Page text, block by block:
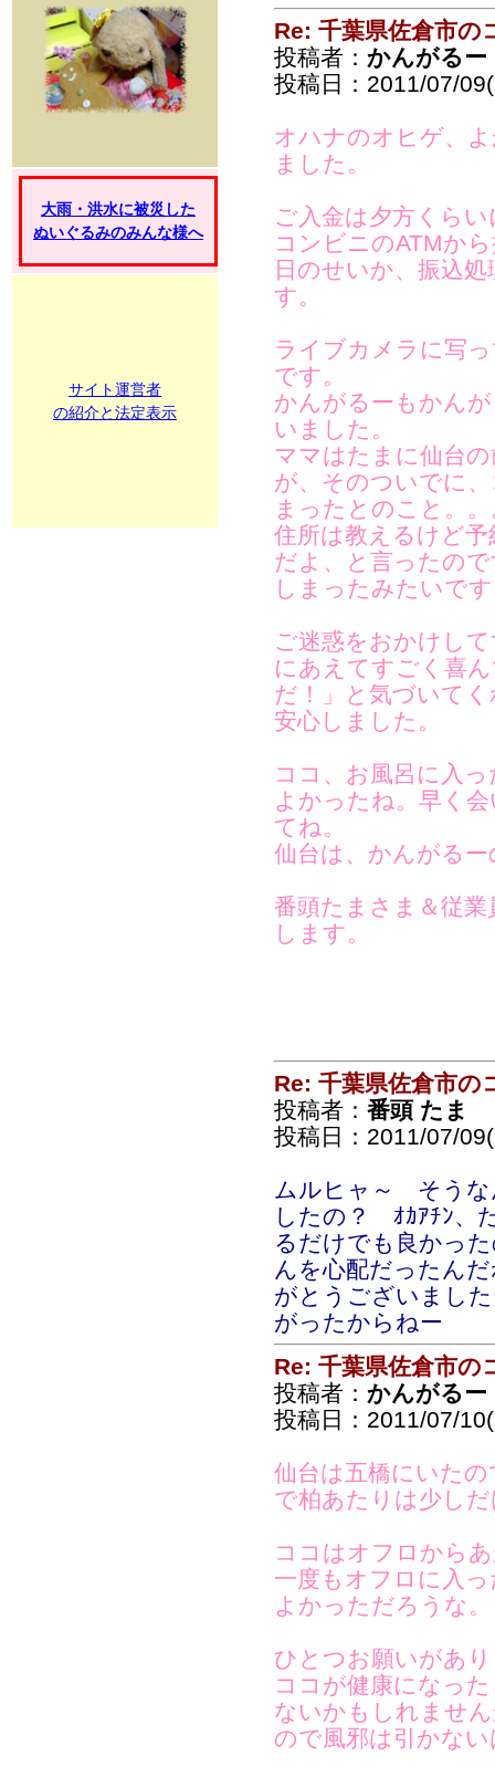
大雨・洪水に被災した
ぬいぐるみのみんな様へ
サイト運営者
の紹介と法定表示
Re: 千葉県佐倉市の
投稿者： かんがるー
投稿日：2011/07/
オハナのオヒゲ、
ました。
ご入金は夕方くら
コンビニのATMか
日のせいか、振込
す。
ライブカメラに写
です。
かんがるーもかん
いました。
ママはたまに仙台
が、そのついでに
まったとのこと。。
住所は教えるけど
だよ、と言ったの
しまったみたいで
ご迷惑をおかけし
にあえてすごく喜
だ！」と気づいて
安心しました。
ココ、お風呂に入
よかったね。早く
てね。
仙台は、かんがる
番頭たまさま＆従
します。
Re: 千葉県佐倉市の
投稿者： 番頭 たま
投稿日：2011/07/
ムルヒャ～ そうな
したの？ ｵｶｱﾁﾝ、
るだけでも良かっ
んを心配だったん
がとうございまし
がったからねー
Re: 千葉県佐倉市の
投稿者： かんがるー
投稿日：2011/07/
仙台は五橋にいた
で柏あたりは少し
ココはオフロから
一度もオフロに入
よかっただろうな。
ひとつお願いがあ
ココが健康になっ
ないかもしれませ
ので風邪は引かな